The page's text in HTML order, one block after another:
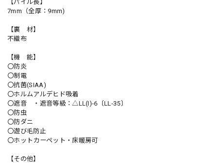
【パイル長】
7mm（全厚：9mm)
【裏 材】
不織布
【機 能】
〇防炎
〇制電
〇抗菌(SIAA)
〇ホルムアルデヒド吸着
〇遮音 ・遮音等級：△LL(I)-6〔LL-35〕
〇防虫
〇防ダニ
〇遊び毛防止
〇ホットカーペット・床暖房可
【その他】